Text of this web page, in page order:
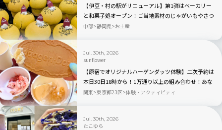
【伊豆・村の駅がリニューアル】第1弾はベーカリー
と和菓子処オープン！ご当地素材のじゃがいもやさつ
まいもを使ったパン・スイーツが新登場
中部 静岡県 お土産
Jul. 30th, 2026
sunflower
【原宿でオリジナルハーゲンダッツ体験】二次予約は
本日30日18時から！1万通り以上の組み合わせ！あな
ただけのアイスクリームが作れるポップアップイベン
関東 東京都23区 体験・アクティビティ
Jul. 30th, 2026
たこゆら